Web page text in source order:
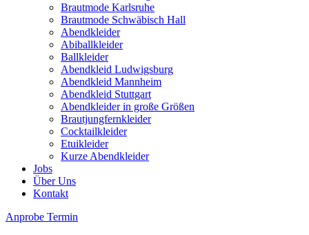
Brautmode Karlsruhe
Brautmode Schwäbisch Hall
Abendkleider
Abiballkleider
Ballkleider
Abendkleid Ludwigsburg
Abendkleid Mannheim
Abendkleid Stuttgart
Abendkleider in große Größen
Brautjungfernkleider
Cocktailkleider
Etuikleider
Kurze Abendkleider
Jobs
Über Uns
Kontakt
Anprobe Termin